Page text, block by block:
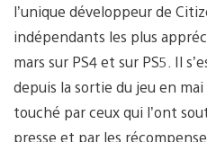
l’unique développeur de
indépendants les plus
mars sur PS4 et sur PS5. Il
depuis la sortie du jeu en
touché par ceux qui l’ont
presse et par les